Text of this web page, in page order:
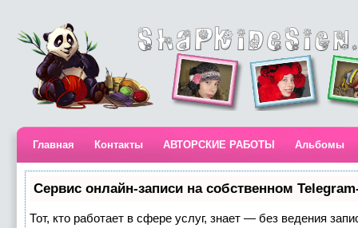
Главная Контакты АВТОРСКИЕ РАБОТЫ Альбомы
Сервис онлайн-записи на собственном
Тот, кто работает в сфере услуг, знает — без ведения